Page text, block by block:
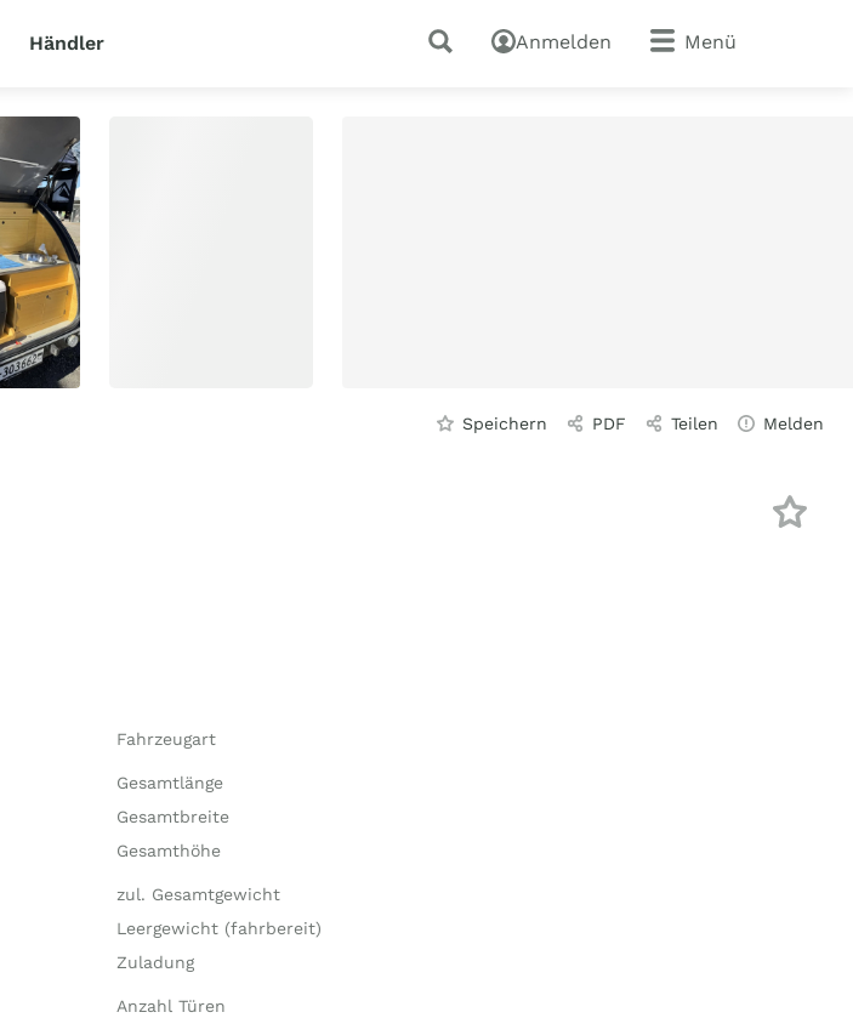
Händler Anmelden Menü
Speichern PDF Teilen Melden
Fahrzeugart
Gesamtlänge
Gesamtbreite
Gesamthöhe
zul. Gesamtgewicht
Leergewicht (fahrbereit)
Zuladung
Anzahl Türen